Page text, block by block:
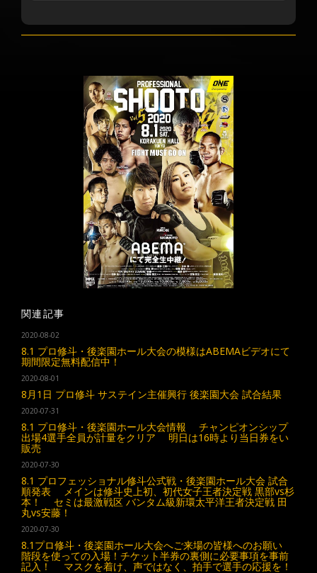
関連記事
2020-08-02
8.1 プロ修斗・後楽園ホール大会の模様はABEMAビデオにて
期間限定無料配信中！
2020-08-01
8月1日 プロ修斗 サステイン主催興行 後楽園大会 試合結果
2020-07-31
8.1 プロ修斗・後楽園ホール大会情報 チャンピオンシップ
出場4選手全員が計量をクリア 明日は16時より当日券をい
販売
2020-07-30
8.1 プロフェッショナル修斗公式戦・後楽園ホール大会 試合
順発表 メインは修斗史上初、初代女子王者決定戦 黒部vs杉
本！ セミは最激戦区 バンタム級新環太平洋王者決定戦 田
丸vs安藤！
2020-07-30
8.1プロ修斗・後楽園ホール大会へご来場の皆様へのお願い
階段を使っての入場！チケット半券の裏側に必要事項を事前
記入！ マスクを着け、声ではなく、拍手で選手の応援を！